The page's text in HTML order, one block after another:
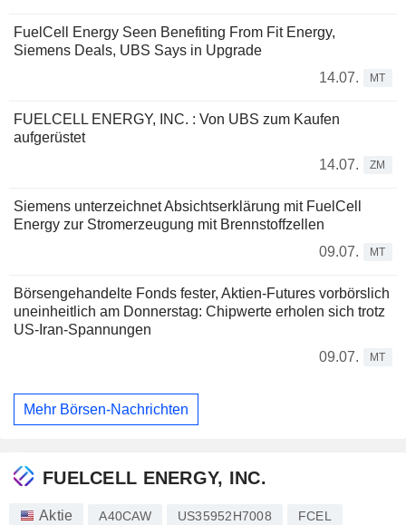
FuelCell Energy Seen Benefiting From Fit Energy,
Siemens Deals, UBS Says in Upgrade
14.07.
MT
FUELCELL ENERGY, INC. : Von UBS zum Kaufen
aufgerüstet
14.07.
ZM
Siemens unterzeichnet Absichtserklärung mit FuelCell
Energy zur Stromerzeugung mit Brennstoffzellen
09.07.
MT
Börsengehandelte Fonds fester, Aktien-Futures vorbörslich
uneinheitlich am Donnerstag: Chipwerte erholen sich trotz
US-Iran-Spannungen
09.07.
MT
Mehr Börsen-Nachrichten
FUELCELL ENERGY, INC.
Aktie A40CAW US35952H7008 FCEL